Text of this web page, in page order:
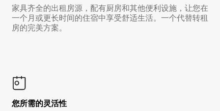
家具齐全的出租房源，配有厨房和其他便利设施，让您在
一个月或更长时间的住宿中享受舒适生活。一个代替转租
房的完美方案。
您所需的灵活性